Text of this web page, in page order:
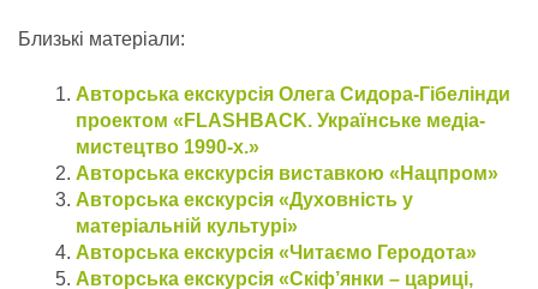
Близькі матеріали:
Авторська екскурсія Олега Сидора-Гібелінди
проектом «FLASHBACK. Українське медіа-
мистецтво 1990-х.»
Авторська екскурсія виставкою «Нацпром»
Авторська екскурсія «Духовність у
матеріальній культурі»
Авторська екскурсія «Читаємо Геродота»
Авторська екскурсія «Скіф’янки – цариці,